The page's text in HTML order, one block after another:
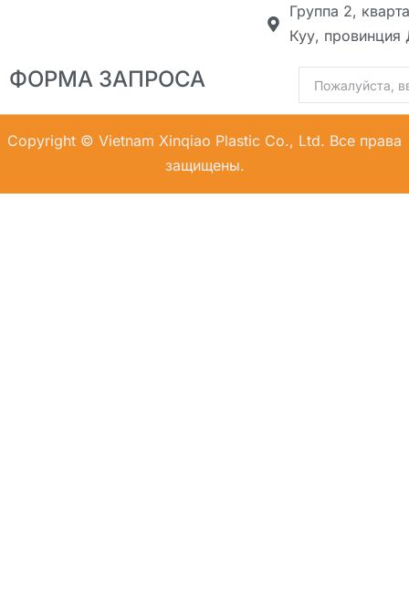
Группа 2,
Куу, провинция
ФОРМА ЗАПРОСА
почта
Copyright © Vietnam Xinqiao Plastic Co., Ltd. Все права
защищены.